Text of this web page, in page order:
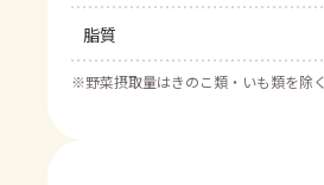
脂質
※野菜摂取量はきのこ類・いも類を除く